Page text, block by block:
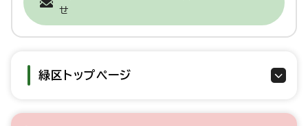
せ
緑区トップページ